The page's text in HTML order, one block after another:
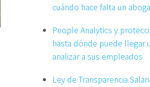
cuándo hace falta un
People Analytics y
hasta dónde puede llegar
analizar a sus empleados
Ley de Transparencia